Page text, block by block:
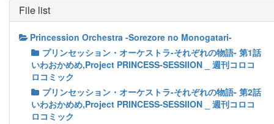
File list
Princession Orchestra -Sorezore no Monogatari-
プリンセッション・オーケストラ-それぞれの物語- 第1話
いわおかめめ,Project PRINCESS-SESSIION _ 週刊コロコ
ロコミック
プリンセッション・オーケストラ-それぞれの物語- 第2話
いわおかめめ,Project PRINCESS-SESSIION _ 週刊コロコ
ロコミック